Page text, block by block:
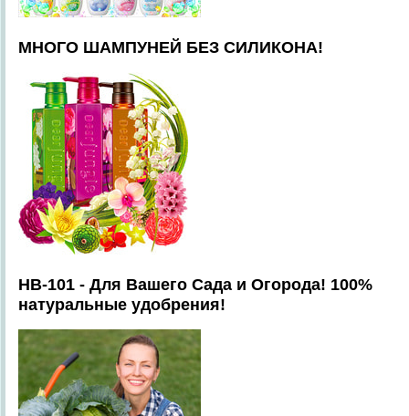
МНОГО ШАМПУНЕЙ БЕЗ СИЛИКОНА!
HB-101 - Для Вашего Сада и Огорода! 100%
натуральные удобрения!